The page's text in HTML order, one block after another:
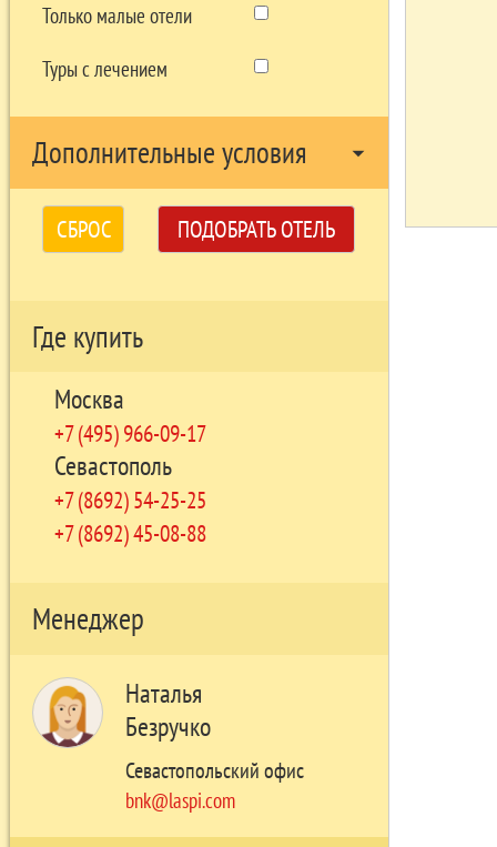
Только малые отели
Туры с лечением
Дополнительные условия arrow_drop_down
СБРОС ПОДОБРАТЬ ОТЕЛЬ
Где купить
Москва
+7 (495) 966-09-17
Севастополь
+7 (8692) 54-25-25
+7 (8692) 45-08-88
Менеджер
Наталья
Безручко
Севастопольский офис
bnk@laspi.com